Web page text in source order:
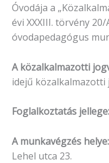
Óvodája a
évi XXXIII. törvény
óvodapedagógus
A közalkalmazotti
idejű közalkalmazotti
Foglalkoztatás jellege:
A munkavégzés helye:
Lehel utca 23.